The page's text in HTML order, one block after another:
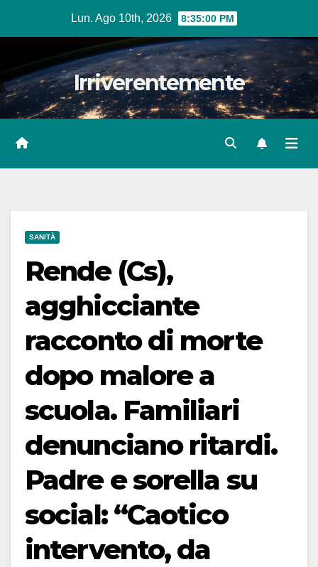
Lun. Ago 10th, 2026 8:35:01 PM
Irriverentemente
SANITÀ
Rende (Cs),
agghicciante
racconto di morte
dopo malore a
scuola. Familiari
denunciano ritardi.
Padre e sorella su
social: “Caotico
intervento, da